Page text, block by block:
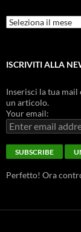
Archivio
Storico
ISCRIVITI ALLA
Inserisci la tua
un articolo.
Your email:
Perfetto! Ora